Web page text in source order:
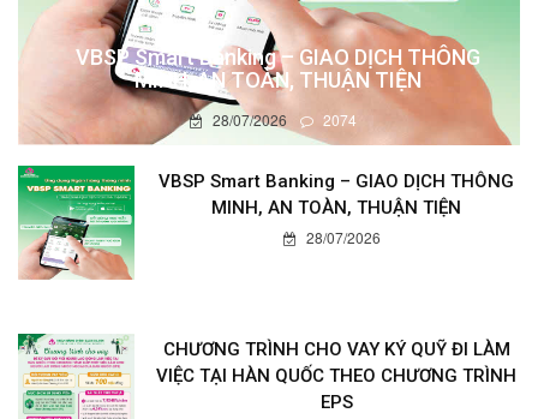
VBSP Smart Banking – GIAO DỊCH THÔNG
MINH, AN TOÀN, THUẬN TIỆN
28/07/2026 2074
VBSP Smart Banking – GIAO DỊCH THÔNG
MINH, AN TOÀN, THUẬN TIỆN
28/07/2026
CHƯƠNG TRÌNH CHO VAY KÝ QUỸ ĐI LÀM
VIỆC TẠI HÀN QUỐC THEO CHƯƠNG TRÌNH
EPS